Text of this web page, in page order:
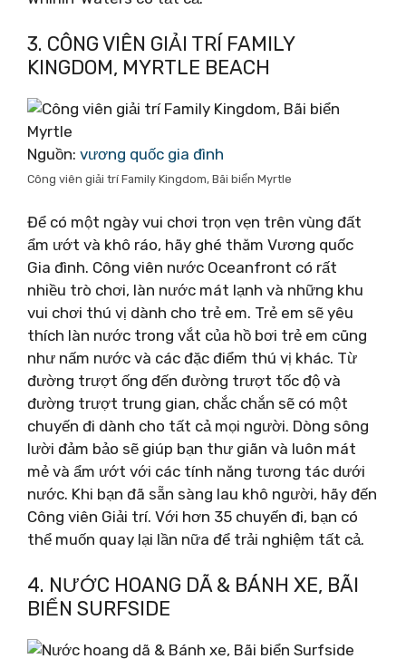
3. CÔNG VIÊN GIẢI TRÍ FAMILY
KINGDOM, MYRTLE BEACH
Nguồn: vương quốc gia đình
Công viên giải trí Family Kingdom, Bãi biển Myrtle
Để có một ngày vui chơi trọn vẹn trên vùng đất
ẩm ướt và khô ráo, hãy ghé thăm Vương quốc
Gia đình. Công viên nước Oceanfront có rất
nhiều trò chơi, làn nước mát lạnh và những khu
vui chơi thú vị dành cho trẻ em. Trẻ em sẽ yêu
thích làn nước trong vắt của hồ bơi trẻ em cũng
như nấm nước và các đặc điểm thú vị khác. Từ
đường trượt ống đến đường trượt tốc độ và
đường trượt trung gian, chắc chắn sẽ có một
chuyến đi dành cho tất cả mọi người. Dòng sông
lười đảm bảo sẽ giúp bạn thư giãn và luôn mát
mẻ và ẩm ướt với các tính năng tương tác dưới
nước. Khi bạn đã sẵn sàng lau khô người, hãy đến
Công viên Giải trí. Với hơn 35 chuyến đi, bạn có
thể muốn quay lại lần nữa để trải nghiệm tất cả.
4. NƯỚC HOANG DÃ & BÁNH XE, BÃI
BIỂN SURFSIDE